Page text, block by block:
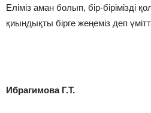
Еліміз аман болып, бір-бірімізді
қиындықты бірге жеңеміз деп
Ибрагимова Г.Т.